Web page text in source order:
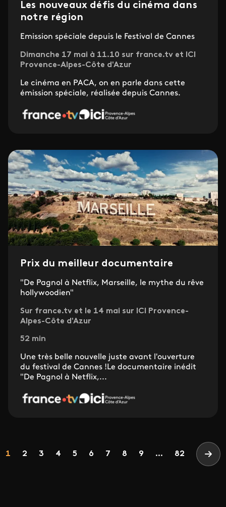
Les nouveaux défis du cinéma dans
notre région
Emission spéciale depuis le Festival de Cannes
Dimanche 17 mai à 11.10 sur france.tv et ICI
Provence-Alpes-Côte d'Azur
Le cinéma en PACA, on en parle dans cette
émission spéciale, réalisée depuis Cannes.
Prix du meilleur documentaire
"De Pagnol à Netflix, Marseille, le mythe du rêve
hollywoodien"
Sur france.tv et le 14 mai sur ICI Provence-
Alpes-Côte d'Azur
52 min
Une très belle nouvelle juste avant l'ouverture
du festival de Cannes !Le documentaire inédit
"De Pagnol à Netflix,...
Page
1 Page
2 Page
3 Page
4 Page
5 Page
6 Page
7 Page
8 Page
9 ... 82